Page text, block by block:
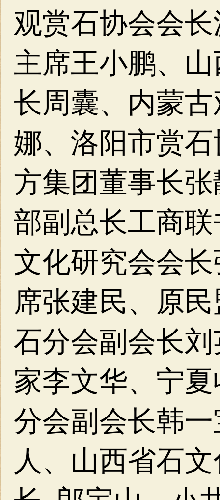
观赏石协会会长
主席王小鹏、
长周囊、 内蒙
娜、 洛阳市赏
方集团董事长
部副总长工商
文化研究会会长
席张建民、 原
石分会副会长
家李文华、 宁
分会副会长韩
人、山西省石